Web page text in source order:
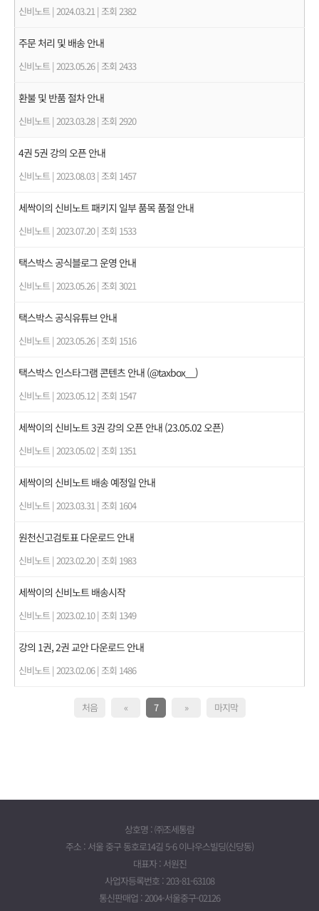
신비노트 | 2024.03.21 | 조회 2382
주문 처리 및 배송 안내
신비노트 | 2023.05.26 | 조회 2433
환불 및 반품 절차 안내
신비노트 | 2023.03.28 | 조회 2920
4권 5권 강의 오픈 안내
신비노트 | 2023.08.03 | 조회 1457
세싹이의 신비노트 패키지 일부 품목 품절 안내
신비노트 | 2023.07.20 | 조회 1533
택스박스 공식블로그 운영 안내
신비노트 | 2023.05.26 | 조회 3021
택스박스 공식유튜브 안내
신비노트 | 2023.05.26 | 조회 1516
택스박스 인스타그램 콘텐츠 안내 (@taxbox__)
신비노트 | 2023.05.12 | 조회 1547
세싹이의 신비노트 3권 강의 오픈 안내 (23.05.02 오픈)
신비노트 | 2023.05.02 | 조회 1351
세싹이의 신비노트 배송 예정일 안내
신비노트 | 2023.03.31 | 조회 1604
원천신고검토표 다운로드 안내
신비노트 | 2023.02.20 | 조회 1983
세싹이의 신비노트 배송시작
신비노트 | 2023.02.10 | 조회 1349
강의 1권, 2권 교안 다운로드 안내
신비노트 | 2023.02.06 | 조회 1486
처음 « 7 » 마지막
상호명 : ㈜조세통람
주소 : 서울 중구 동호로14길 5-6 이나우스빌딩(신당동)
대표자 : 서원진
사업자등록번호 : 203-81-63108
통신판매업 : 2004-서울중구-02126